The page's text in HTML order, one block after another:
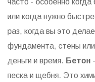
часто - особенно
или когда нужно
раз, когда вы это
фундамента, стены
деньги и время. Бетон
песка и щебня. Это